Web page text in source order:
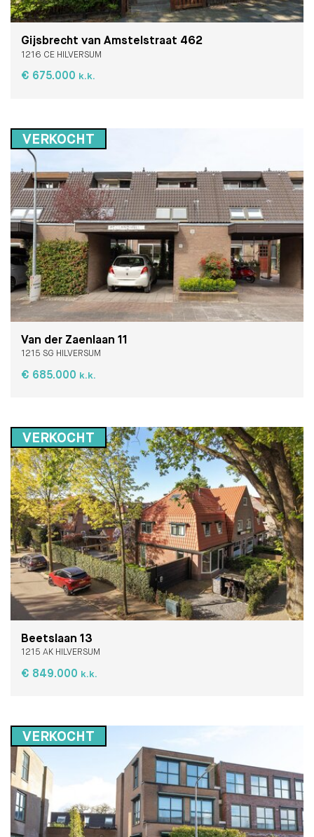
Gijsbrecht van Amstelstraat 462
1216 CE HILVERSUM
€ 675.000 k.k.
VERKOCHT
Van der Zaenlaan 11
1215 SG HILVERSUM
€ 685.000 k.k.
VERKOCHT
Beetslaan 13
1215 AK HILVERSUM
€ 849.000 k.k.
VERKOCHT